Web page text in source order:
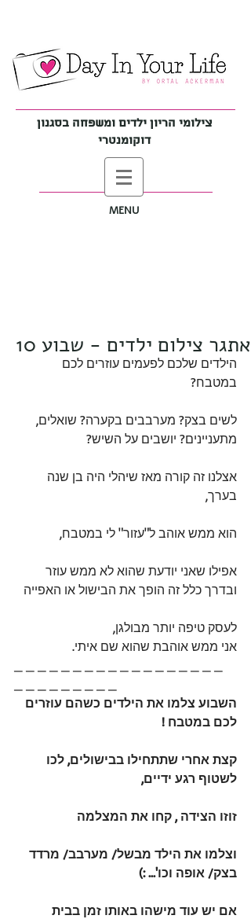
צילומי הריון ילדים ומשפחה בסגנון
דוקומנטרי
MENU
אתגר צילום ילדים - שבוע 10
הילדים שלכם לפעמים עוזרים לכם
במטבח?
לשים בצק? מערבבים בקערה? שואלים,
מתעניינים? יושבים על השיש?
אצלנו זה קורה מאז שיהלי היה בן שנה
בערך,
הוא ממש אוהב ל"עזור" לי במטבח,
אפילו שאני יודעת שהוא לא ממש עוזר
ובדרך כלל זה הופך את הבישול או האפייה
לעסק טיפה יותר מבולגן,
אני ממש אוהבת שהוא שם איתי.
השבוע צלמו את הילדים כשהם עוזרים
לכם במטבח !
קצת אחרי שתתחילו בבישולים, לכו
לשטוף רגע ידיים,
זוזו הצידה , קחו את המצלמה
וצלמו את הילד מבשל/ מערבב/ מרדד
בצק/ אופה וכו'... :)
אם יש עוד מישהו באותו זמן בבית